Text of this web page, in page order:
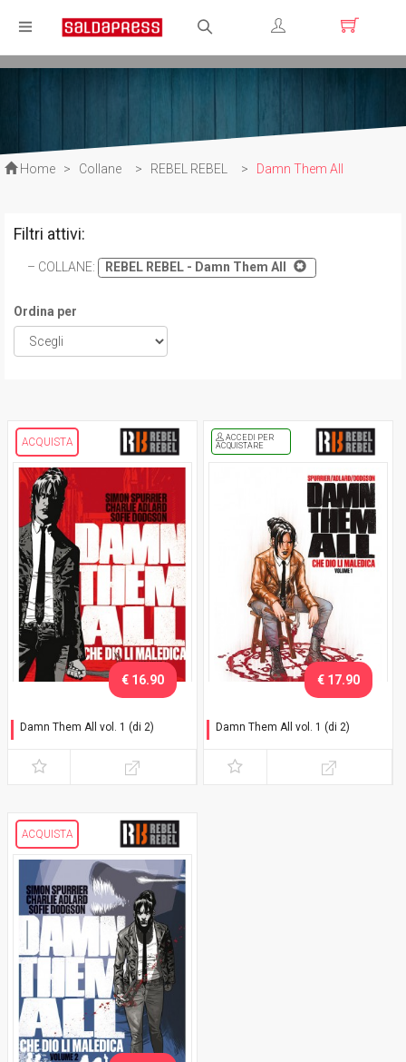
Registrati
Home > Collane > REBEL REBEL > Damn Them All
Filtri attivi:
COLLANE: REBEL REBEL - Damn Them All
Ordina per
ACQUISTA
Damn Them All vol. 1 (di 2)
€ 16.90
ACCEDI PER
ACQUISTARE
Damn Them All vol. 1 (di 2)
€ 17.90
ACQUISTA